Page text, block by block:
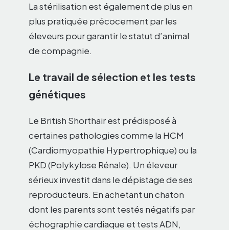
La stérilisation est également de plus en
plus pratiquée précocement par les
éleveurs pour garantir le statut d’animal
de compagnie.
Le travail de sélection et les tests
génétiques
Le British Shorthair est prédisposé à
certaines pathologies comme la HCM
(Cardiomyopathie Hypertrophique) ou la
PKD (Polykylose Rénale). Un éleveur
sérieux investit dans le dépistage de ses
reproducteurs. En achetant un chaton
dont les parents sont testés négatifs par
échographie cardiaque et tests ADN,